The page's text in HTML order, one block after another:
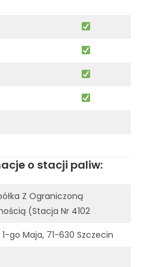
o stacji paliw:
Z Ograniczoną
(Stacja Nr 4102
go Maja, 71-630 Szczecin